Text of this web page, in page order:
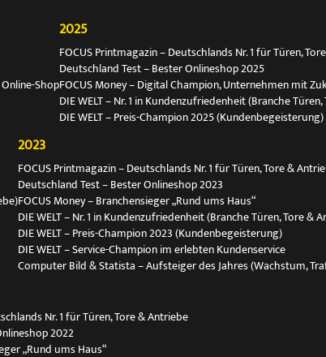
Shop
2025
FOCUS Printmagazin – Deutschlands Nr. 1 für Türen,
Deutschland Test – Bester Onlineshop 2025
FOCUS Money – Digital Champion, Unternehmen mit
DIE WELT – Nr. 1 in Kundenzufriedenheit (Branche
DIE WELT – Preis-Champion 2025 (Kundenbegeisterung)
2023
FOCUS Printmagazin – Deutschlands Nr. 1 für Türen, Tore &
Deutschland Test – Bester Onlineshop 2023
FOCUS Money – Branchensieger „Rund ums Haus“
DIE WELT – Nr. 1 in Kundenzufriedenheit (Branche Türen, Tore &
DIE WELT – Preis-Champion 2023 (Kundenbegeisterung)
DIE WELT – Service-Champion im erlebten Kundenservice
Computer Bild & Statista – Aufsteiger des Jahres (Wachstum,
Nr. 1 für Türen, Tore & Antriebe
2022
„Rund ums Haus“